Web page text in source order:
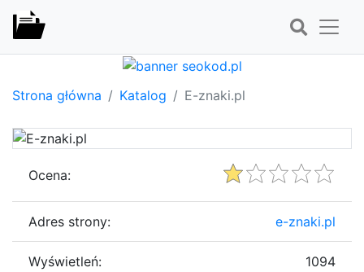
Strona główna Katalog E-znaki.pl
Ocena:
Adres strony: e-znaki.pl
Wyświetleń: 1094